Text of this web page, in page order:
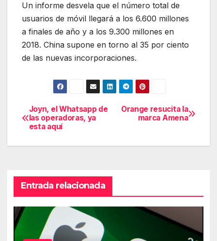
Un informe desvela que el número total de
usuarios de móvil llegará a los 6.600 millones
a finales de año y a los 9.300 millones en
2018. China supone en torno al 35 por ciento
de las nuevas incorporaciones.
Navegación
de
Orange resucita la
marca Amena
Joyn, el Whatsapp de
las operadoras, ya
esta aquí
Entrada relacionada